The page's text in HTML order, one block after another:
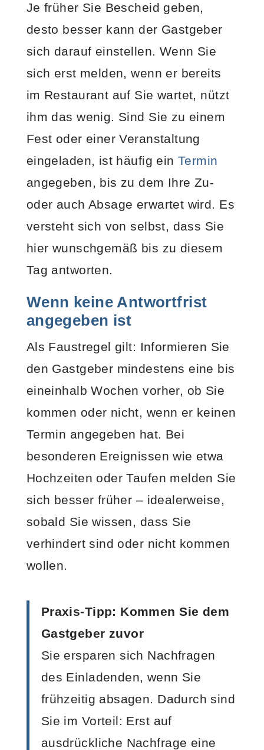
Je früher Sie Bescheid geben,
desto besser kann der Gastgeber
sich darauf einstellen. Wenn Sie
sich erst melden, wenn er bereits
im Restaurant auf Sie wartet, nützt
ihm das wenig. Sind Sie zu einem
Fest oder einer Veranstaltung
eingeladen, ist häufig einTermin
angegeben, bis zu dem Ihre Zu-
oder auch Absage erwartet wird. Es
versteht sich von selbst, dass Sie
hier wunschgemäß bis zu diesem
Tag antworten.
Wenn keine Antwortfrist
angegeben ist
Als Faustregel gilt: Informieren Sie
den Gastgeber mindestens eine bis
eineinhalb Wochen vorher, ob Sie
kommen oder nicht, wenn er keinen
Termin angegeben hat. Bei
besonderen Ereignissen wie etwa
Hochzeiten oder Taufen melden Sie
sich besser früher – idealerweise,
sobald Sie wissen, dass Sie
verhindert sind oder nicht kommen
wollen.
Praxis-Tipp: Kommen Sie dem
Gastgeber zuvor
Sie ersparen sich Nachfragen
des Einladenden, wenn Sie
frühzeitig absagen. Dadurch sind
Sie im Vorteil: Erst auf
ausdrückliche Nachfrage eine